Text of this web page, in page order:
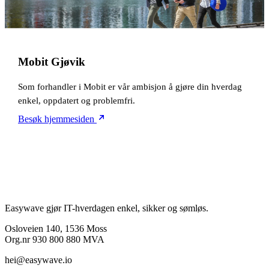
Mobit Gjøvik
Som forhandler i Mobit er vår ambisjon å gjøre din hverdag
enkel, oppdatert og problemfri.
Besøk hjemmesiden
Easywave gjør IT-hverdagen enkel, sikker og sømløs.
Osloveien 140, 1536 Moss
Org.nr 930 800 880 MVA
hei@easywave.io